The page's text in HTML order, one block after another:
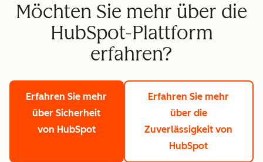
Möchten Sie mehr über die
HubSpot-Plattform
erfahren?
Erfahren Sie mehr
über Sicherheit
von HubSpot
Erfahren Sie mehr
über die
Zuverlässigkeit von
HubSpot